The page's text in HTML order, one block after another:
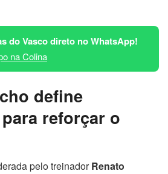
do Vasco direto no WhatsApp!
na Colina
define
reforçar o
pelo treinadorRenato